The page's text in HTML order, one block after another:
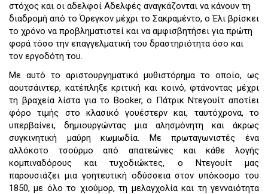
στόχος και οι αδελφοί Αδελφές αναγκάζονται να κάνουν τη
διαδρομή από το Όρεγκον μέχρι το Σακραμέντο, ο Έλι βρίσκει
το χρόνο να προβληματιστεί και να αμφισβητήσει για πρώτη
φορά τόσο την επαγγελματική του δραστηριότητα όσο και
τον εργοδότη του.
Με αυτό το αριστουργηματικό μυθιστόρημα το οποίο, ως
αουτσάιντερ, κατέπληξε κριτική και κοινό, φτάνοντας μέχρι
τη βραχεία λίστα για το Booker, ο Πάτρικ Ντεγουίτ αποτίει
φόρο τιμής στο κλασικό γουέστερν και, ταυτόχρονα, το
υπερβαίνει, δημιουργώντας μια αλησμόνητη και άκρως
συγκινητική μαύρη κωμωδία. Με πρωταγωνιστές ένα
αλλόκοτο τσούρμο από απατεώνες και κάθε λογής
κομπιναδόρους και τυχοδιώκτες, ο Ντεγουίτ μας
παρουσιάζει μια γοητευτική οδύσσεια στον υπόκοσμο του
1850, με όλο το χιούμορ, τη μελαγχολία και τη γενναιότητα